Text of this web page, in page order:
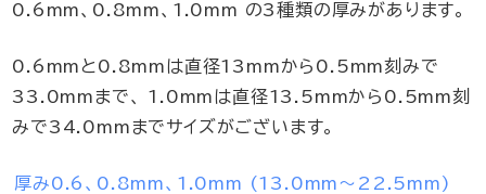
0.6mm、0.8mm、1.0mm の3種類の厚みがあります。
0.6mmと0.8mmは直径13mmから0.5mm刻みで
33.0mmまで、 1.0mmは直径13.5mmから0.5mm刻
みで34.0mmまでサイズがございます。
厚み0.6、0.8mm、1.0mm (13.0mm～22.5mm)